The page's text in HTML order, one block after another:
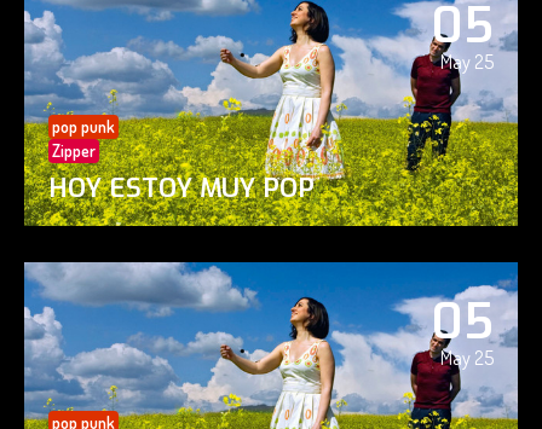
05
May 25
pop punk
Zipper
HOY ESTOY MUY POP
05
May 25
pop punk